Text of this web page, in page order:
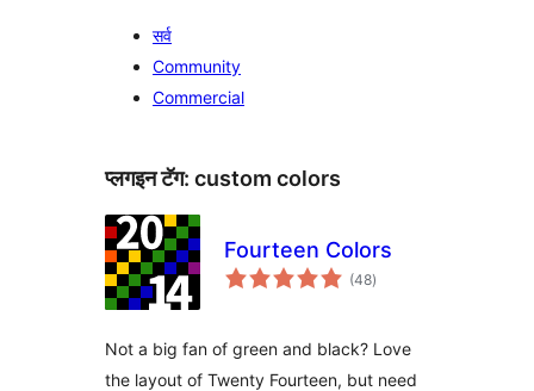
सर्व
Community
Commercial
प्लगइन टॅग: custom colors
Fourteen Colors
(48एकूण
मूल्यांकन
)
Not a big fan of green and black? Love
the layout of Twenty Fourteen, but need